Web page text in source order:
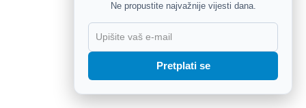
Ne propustite najvažnije vijesti dana.
Pretplati se